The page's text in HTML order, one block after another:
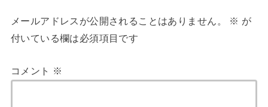
メールアドレスが公開されることはありません。 ※ が
付いている欄は必須項目です
コメント ※